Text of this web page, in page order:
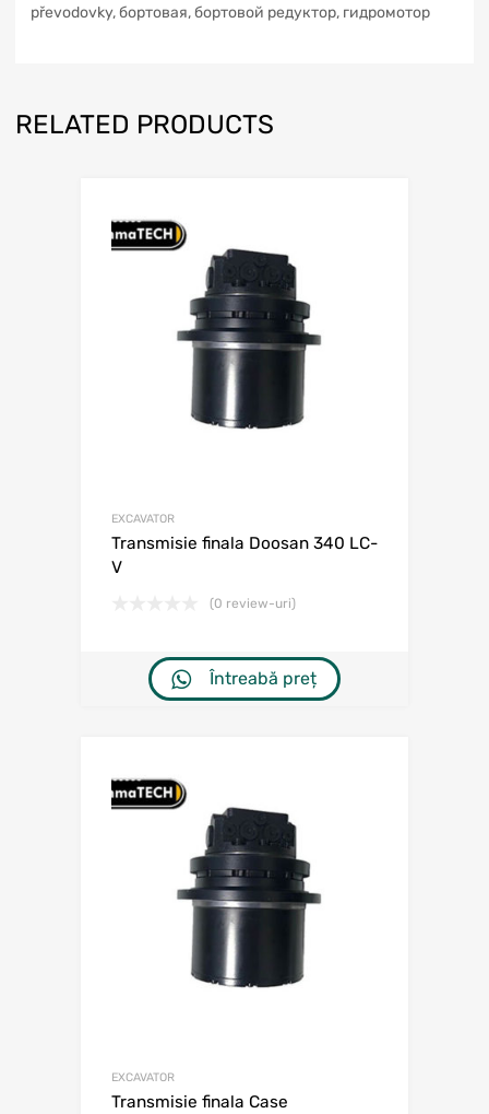
převodovky, бортовая, бортовой редуктор, гидромотор
RELATED PRODUCTS
EXCAVATOR
Transmisie finala Doosan 340 LC-
V
(0 review-uri)
Întreabă preț
EXCAVATOR
Transmisie finala Case